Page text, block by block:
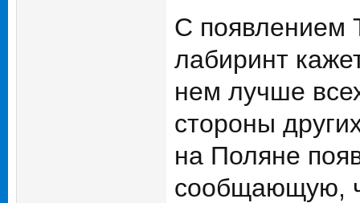
С появлением
лабиринт
нем лучше
стороны
на Поляне
сообщающую,